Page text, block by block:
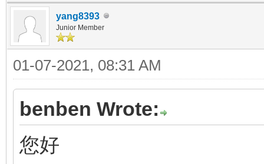
yang8393
Junior Member
01-07-2021, 08:31 AM
benben Wrote:
您好